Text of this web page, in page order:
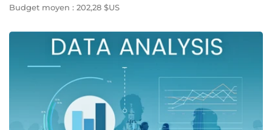
Budget moyen : 202,28 $US